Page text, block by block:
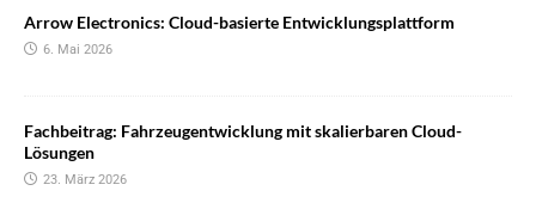
Arrow Electronics: Cloud-basierte Entwicklungsplattform
6. Mai 2026
Fachbeitrag: Fahrzeugentwicklung mit skalierbaren Cloud-
Lösungen
23. März 2026